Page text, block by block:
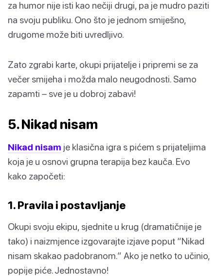
za humor nije isti kao nečiji drugi, pa je mudro paziti
na svoju publiku. Ono što je jednom smiješno,
drugome može biti uvredljivo.
Zato zgrabi karte, okupi prijatelje i pripremi se za
večer smijeha i možda malo neugodnosti. Samo
zapamti – sve je u dobroj zabavi!
5. Nikad nisam
Nikad nisam je klasična igra s pićem s prijateljima
koja je u osnovi grupna terapija bez kauča. Evo
kako započeti:
1. Pravila i postavljanje
Okupi svoju ekipu, sjednite u krug (dramatičnije je
tako) i naizmjence izgovarajte izjave poput “Nikad
nisam skakao padobranom.” Ako je netko to učinio,
popije piće. Jednostavno!